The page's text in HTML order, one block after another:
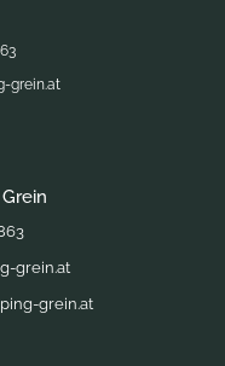
grein.at
grein.at
grein.at